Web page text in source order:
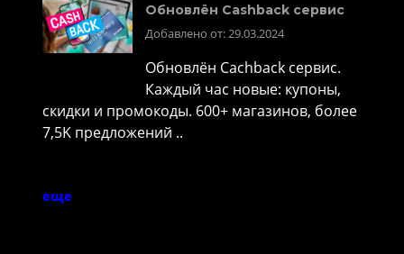
Обновлён Cashback сервис
Добавлено от: 29.03.2024
Обновлён Cachback сервис.
Каждый час новые: купоны,
скидки и промокоды. 600+ магазинов, более
7,5K предложений ..
еще